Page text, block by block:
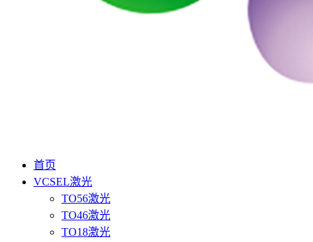
首页
VCSEL激光
TO56激光
TO46激光
TO18激光